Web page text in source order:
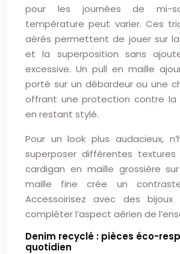
pour les journées de mi-
température peut varier. Ces
aérés permettent de jouer sur
et la superposition sans
excessive. Un pull en maille
porté sur un débardeur ou une
offrant une protection contre la
en restant stylé.
Pour un look plus audacieux,
superposer différentes
cardigan en maille grossière
maille fine crée un
Accessoirisez avec des
compléter l’aspect aérien de
Denim recyclé : pièces éco-
quotidien